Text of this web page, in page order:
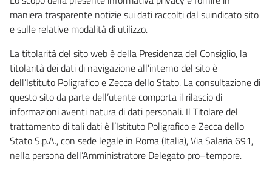
maniera trasparente notizie sui dati raccolti dal suindicato sito
e sulle relative modalità di utilizzo.
La titolarità del sito web è della Presidenza del Consiglio, la
titolarità dei dati di navigazione all’interno del sito è
dell’Istituto Poligrafico e Zecca dello Stato. La consultazione di
questo sito da parte dell’utente comporta il rilascio di
informazioni aventi natura di dati personali. Il Titolare del
trattamento di tali dati è l’Istituto Poligrafico e Zecca dello
Stato S.p.A., con sede legale in Roma (Italia), Via Salaria 691,
nella persona dell’Amministratore Delegato pro–tempore.